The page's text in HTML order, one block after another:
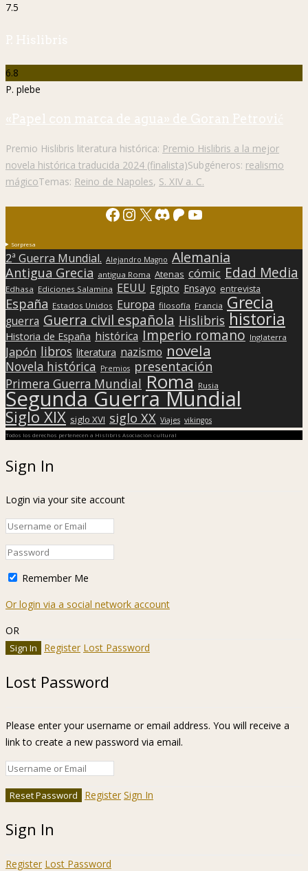
7.5
P. Hislibris
6.8
P. plebe
«Papel con marca de agua» de Goran Petrović
Premio Hislibris literatura histórica: Premio Hislibris a la mejor
novela histórica traducida 2024 (finalista)Subgéneros: realismo
mágicoTemas: Reino de Napoles, S. XIV a. C.
Facebook
Instagram
X Discord
Patreon
YouTube
Sorpresa
2ª Guerra Mundial. Alejandro Magno Alemania
Antigua Grecia antigua Roma Atenas cómic Edad Media
Edhasa Ediciones Salamina EEUU Egipto Ensayo entrevista
España Estados Unidos Europa filosofía Francia Grecia
guerra Guerra civil española Hislibris historia
Historia de España histórica Imperio romano Inglaterra
Japón libros literatura nazismo novela
Novela histórica Premios presentación
Primera Guerra Mundial Roma Rusia
Segunda Guerra Mundial
Siglo XIX siglo XVI siglo XX Viajes vikingos
Todos los derechos pertenecen a Hislibris Asociación cultural
Sign In
Login via your site account
Remember Me
Or login via a social network account
OR
Register Lost Password
Lost Password
Please enter your username or email address. You will receive a
link to create a new password via email.
Register Sign In
Sign In
Register Lost Password